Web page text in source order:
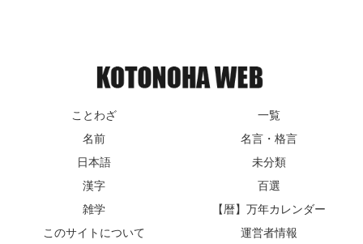
ことわざ
一覧
名前
名言・格言
日本語
未分類
漢字
百選
雑学
【暦】万年カレンダー
このサイトについて
運営者情報